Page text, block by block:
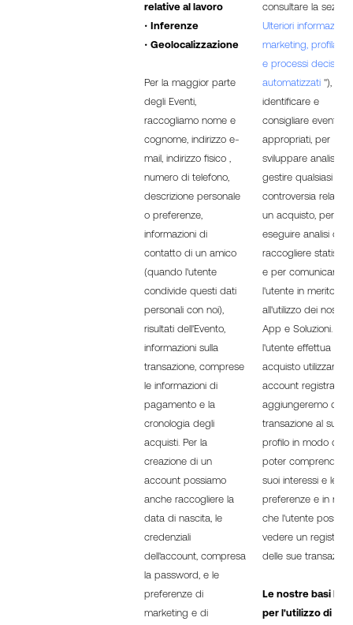
relative al lavoro
•Inferenze
•Geolocalizzazione
Per la maggior parte
degli Eventi,
raccogliamo nome e
cognome, indirizzo e-
mail, indirizzo fisico ,
numero di telefono,
descrizione personale
o preferenze,
informazioni di
contatto di un amico
(quando l'utente
condivide questi dati
personali con noi),
risultati dell'Evento,
informazioni sulla
transazione, comprese
le informazioni di
pagamento e la
cronologia degli
acquisti. Per la
creazione di un
account possiamo
anche raccogliere la
data di nascita, le
credenziali
dell'account, compresa
la password, e le
preferenze di
marketing e di
consultare la
Ulteriori informazioni
marketing,
e processi
automatizzati"), per
identificare e
consigliare eventi
appropriati, per
sviluppare analisi,
gestire qualsiasi
controversia relativa
un acquisto, per
eseguire analisi o
raccogliere
e per comunicare
l'utente in merito
all'utilizzo dei nostri
App e Soluzioni. Se
l'utente effettua un
acquisto utilizzando
account registrato,
aggiungeremo
transazione al suo
profilo in modo da
poter comprendere
suoi interessi e le
preferenze e in
che l'utente possa
vedere un registro
delle sue transazioni.
Le nostre basi
per l'utilizzo di